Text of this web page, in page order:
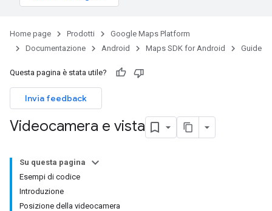
Home page Prodotti
Google Maps Platform
Documentazione
Android Maps SDK for Android Guide
Questa pagina è stata utile?
Invia feedback
Videocamera e vista
Su questa pagina
Esempi di codice
Introduzione
Posizione della videocamera